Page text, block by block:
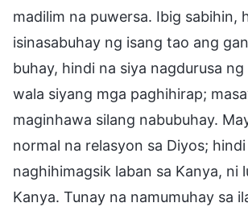
madilim na puwersa. Ibig sabihin,
isinasabuhay ng isang tao ang
buhay, hindi na siya nagdurusa
wala siyang mga paghihirap;
maginhawa silang nabubuhay.
normal na relasyon sa Diyos; hindi
naghihimagsik laban sa Kanya, ni
Kanya. Tunay na namumuhay sa